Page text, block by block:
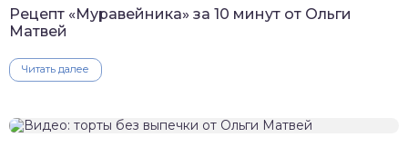
Рецепт «Муравейника» за 10 минут от Ольги
Матвей
Читать далее